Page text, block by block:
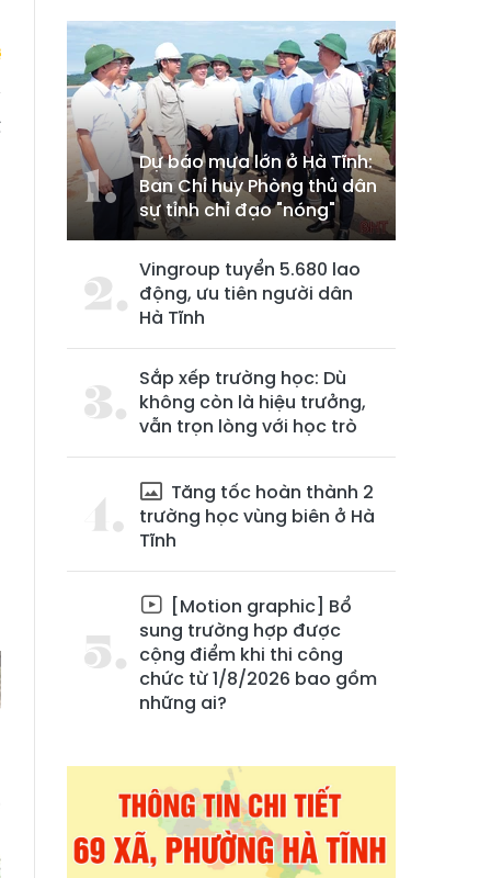
Dự báo mưa lớn ở Hà Tĩnh:
Ban Chỉ huy Phòng thủ dân
sự tỉnh chỉ đạo "nóng"
Vingroup tuyển 5.680 lao
động, ưu tiên người dân
Hà Tĩnh
Sắp xếp trường học: Dù
không còn là hiệu trưởng,
vẫn trọn lòng với học trò
Tăng tốc hoàn thành 2
trường học vùng biên ở Hà
Tĩnh
[Motion graphic] Bổ
sung trường hợp được
cộng điểm khi thi công
chức từ 1/8/2026 bao gồm
những ai?